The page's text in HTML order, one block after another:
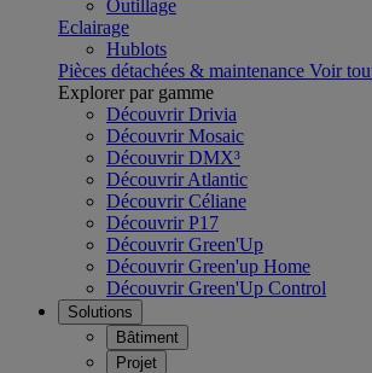
Outillage
Eclairage
Hublots
Pièces détachées & maintenance Voir
Explorer par gamme
Découvrir Drivia
Découvrir Mosaic
Découvrir DMX³
Découvrir Atlantic
Découvrir Céliane
Découvrir P17
Découvrir Green'Up
Découvrir Green'up Home
Découvrir Green'Up Control
Solutions
Bâtiment
Projet